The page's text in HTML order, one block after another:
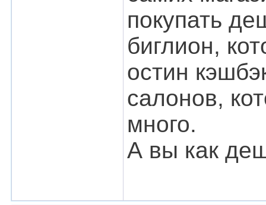
покупать
биглион,
остин
салонов,
много.
А вы как